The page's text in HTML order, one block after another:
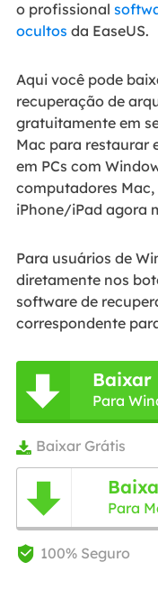
o profissional
ocultos da EaseUS.
Aqui você pode
recuperação de
gratuitamente em
Mac para restaurar
em PCs com
computadores
iPhone/iPad agora
Para usuários de
diretamente nos
software de
correspondente
 Baixar
Para
 Baixar Grátis
 Para
 100% Seguro